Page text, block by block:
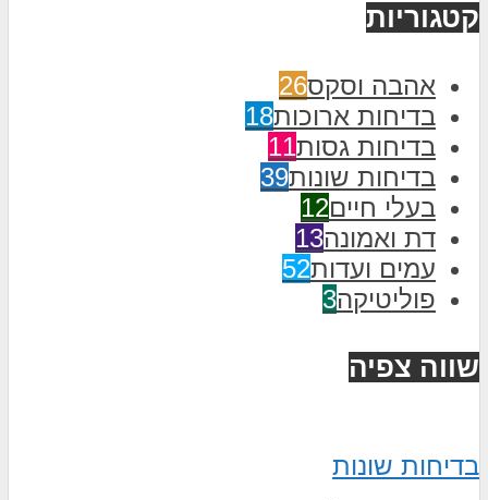
קטגוריות
אהבה וסקס26
בדיחות ארוכות18
בדיחות גסות11
בדיחות שונות39
בעלי חיים12
דת ואמונה13
עמים ועדות52
פוליטיקה3
שווה צפיה
בדיחות שונות